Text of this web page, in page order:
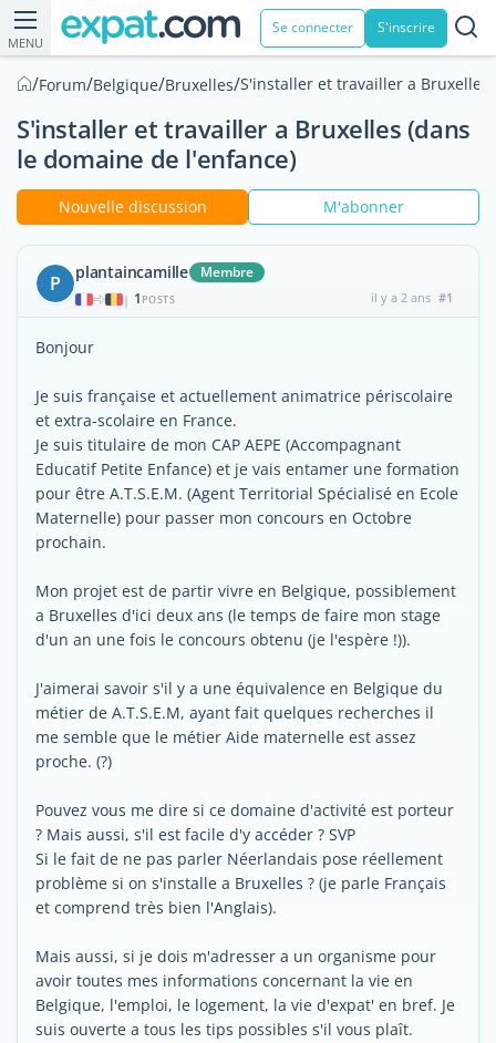
MENU
Se connecter S'inscrire
/Forum/Belgique/Bruxelles/S'installer et travailler a
S'installer et travailler a Bruxelles (dans
le domaine de l'enfance)
Nouvelle discussion M'abonner
P plantaincamille Membre
| 1 POSTS il y a 2 ans #1
Bonjour
Je suis française et actuellement animatrice périscolaire
et extra-scolaire en France.
Je suis titulaire de mon CAP AEPE (Accompagnant
Educatif Petite Enfance) et je vais entamer une formation
pour être A.T.S.E.M. (Agent Territorial Spécialisé en Ecole
Maternelle) pour passer mon concours en Octobre
prochain.
Mon projet est de partir vivre en Belgique, possiblement
a Bruxelles d'ici deux ans (le temps de faire mon stage
d'un an une fois le concours obtenu (je l'espère !)).
J'aimerai savoir s'il y a une équivalence en Belgique du
métier de A.T.S.E.M, ayant fait quelques recherches il
me semble que le métier Aide maternelle est assez
proche. (?)
Pouvez vous me dire si ce domaine d'activité est porteur
? Mais aussi, s'il est facile d'y accéder ? SVP
Si le fait de ne pas parler Néerlandais pose réellement
problème si on s'installe a Bruxelles ? (je parle Français
et comprend très bien l'Anglais).
Mais aussi, si je dois m'adresser a un organisme pour
avoir toutes mes informations concernant la vie en
Belgique, l'emploi, le logement, la vie d'expat' en bref. Je
suis ouverte a tous les tips possibles s'il vous plaît.